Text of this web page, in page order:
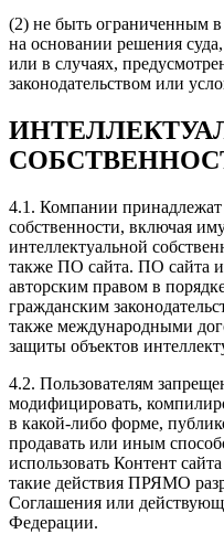
(2) не быть ограниченным
на основании решения
или в случаях,
законодательством или
4.1. Компании принадлежат
собственности, включая
интеллектуальной
также ПО сайта. ПО сайта
авторским правом в
гражданским
также международными
защиты объектов
4.2. Пользователям
модифицировать,
в какой-либо форме,
продавать или иным
использовать Контент
такие действия ПРЯМО
Соглашения или
Федерации.